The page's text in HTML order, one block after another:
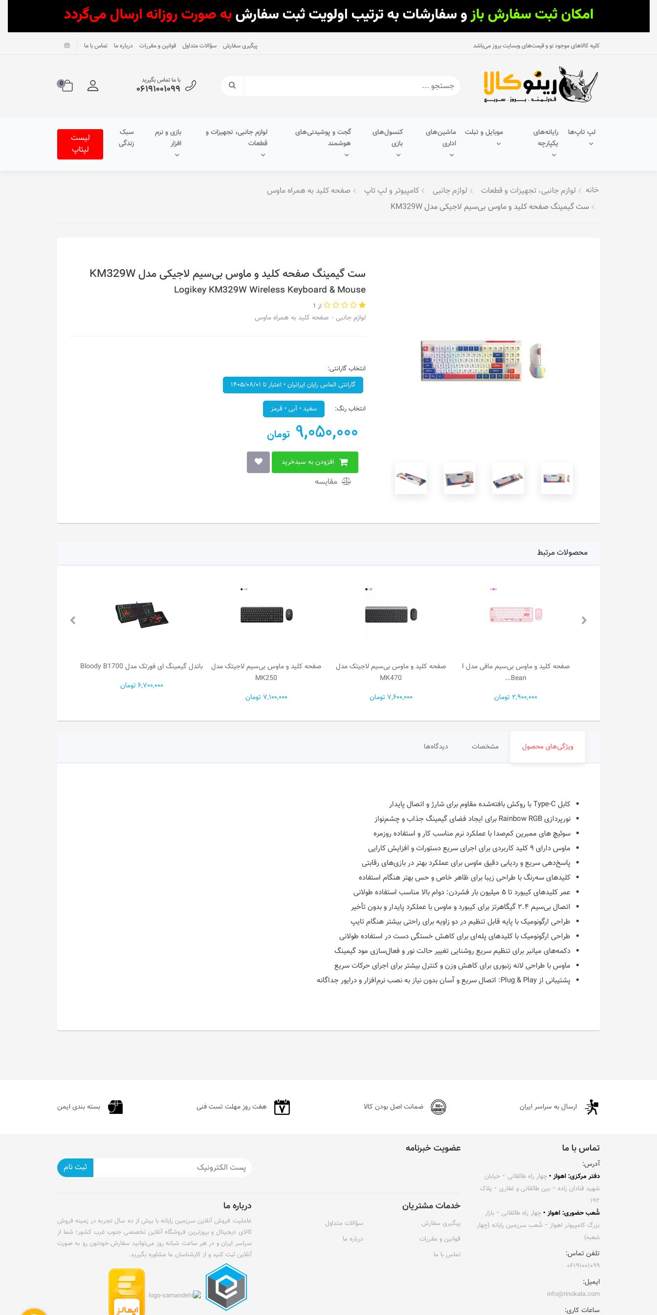
کلیه کالاهای موجود نو و قیمت‌های وبسایت بروز می‌باشد پیگیری سفارش سؤالات متداول قوانین و مقررات درباره ما تماس با ما
با ما تماس بگیرید
۰۶۱۹۱۰۰۱۰۹۹ 0
لپ تاپ‌ها
رایانه‌های
یکپارچه
موبایل و تبلت
ماشین‌های
اداری
کنسول‌های
بازی
گجت و پوشیدنی‌های
هوشمند
لوازم جانبی، تجهیزات و
قطعات
بازی و نرم
افزار
سبک
زندگی
لیست
لپتاپ
خانه لوازم جانبی، تجهیزات و قطعات لوازم جانبی کامپیوتر و لپ تاپ
صفحه کلید به همراه ماوس
ست گیمینگ صفحه کلید و ماوس بی‌سیم لاجیکی مدل KM329W
ست گیمینگ صفحه کلید و ماوس بی‌سیم لاجیکی مدل KM329W
Logikey KM329W Wireless Keyboard & Mouse
از 1
لوازم جانبی صفحه کلید به همراه ماوس
انتخاب گارانتی:
گارانتی الماس رایان ایرانیان • اعتبار تا ۱۴۰۵/۰۸/۰۱
انتخاب رنگ: سفید • آبی • قرمز
9,050,000 تومان
افزودن به سبدخرید
مقایسه
محصولات مرتبط
صفحه کلید و ماوس بی‌سیم مافی مدل I
Bean...
2,900,000 تومان
صفحه کلید و ماوس بی‌سیم لاجیتک مدل
MK470
7,600,000 تومان
صفحه کلید و ماوس بی‌سیم لاجیتک مدل
MK250
7,100,000 تومان
باندل گیمینگ ای فورتک مدل Bloody B1700
6,700,000 تومان
ویژگی‌های محصول مشخصات دیدگاه‌ها
کابل Type-C با روکش بافته‌شده مقاوم برای شارژ و اتصال پایدار
نورپردازی Rainbow RGB برای ایجاد فضای گیمینگ جذاب و چشم‌نواز
سوئیچ های ممبرین کم‌صدا با عملکرد نرم مناسب کار و استفاده روزمره
ماوس دارای ۹ کلید کاربردی برای اجرای سریع دستورات و افزایش کارایی
پاسخ‌دهی سریع و ردیابی دقیق ماوس برای عملکرد بهتر در بازی‌های رقابتی
کلیدهای سه‌رنگ با طراحی زیبا برای ظاهر خاص و حس بهتر هنگام استفاده
عمر کلیدهای کیبورد تا ۵ میلیون بار فشردن: دوام بالا مناسب استفاده طولانی
اتصال بی‌سیم ۲.۴ گیگاهرتز برای کیبورد و ماوس با عملکرد پایدار و بدون تأخیر
طراحی ارگونومیک با پایه قابل تنظیم در دو زاویه برای راحتی بیشتر هنگام تایپ
طراحی ارگونومیک با کلیدهای پله‌ای برای کاهش خستگی دست در استفاده طولانی
دکمه‌های میانبر برای تنظیم سریع روشنایی تغییر حالت نور و فعال‌سازی مود گیمینگ
ماوس با طراحی لانه زنبوری برای کاهش وزن و کنترل بیشتر برای اجرای حرکات سریع
پشتیبانی از Plug & Play: اتصال سریع و آسان بدون نیاز به نصب نرم‌افزار و درایور جداگانه
ارسال به سراسر ایران ضمانت اصل بودن کالا هفت روز مهلت تست فنی بسته بندی ایمن
تماس با ما
آدرس:
دفتر مرکزی: اهواز • چهار راه طالقانی ⁃ خیابان
شهید قنادان زاده ⁃ بین طالقانی و غفاری ⁃ پلاک
۱۹۲
شُعب حضوری: اهواز • چهار راه طالقانی ⁃ بازار
بزرگ کامپیوتر اهواز ⁃ شُعب سرزمین رایانه (چهار
شعبه)
تلفن تماس:
۰۶۱۹۱۰۰۱۰۹۹
ایمیل:
info@rinokala.com
ساعات کاری:
عضویت خبرنامه
ثبت نام
خدمات مشتریان
پیگیری سفارش
سؤالات متداول
قوانین و مقررات
درباره ما
تماس با ما
درباره ما
عاملیت فروش آنلاین سرزمین رایانه با بیش از ده سال تجربه در زمینه فروش
کالای دیجیتال و بروزترین فروشگاه آنلاین تخصصی جنوب غرب کشور؛ شما از
سراسر ایران و در هر ساعت شبانه روز می‌توانید سفارش خودتون رو به صورت
آنلاین ثبت کنید و از کارشناسان ما مشاوره بگیرید.